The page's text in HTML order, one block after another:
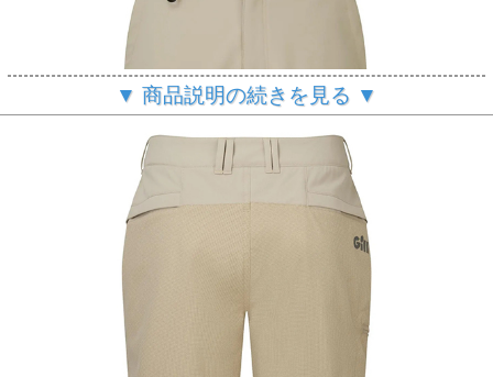
素材にはUPF50+対応の速乾ストレッチ素材が採用され、紫
外線から肌をしっかり保護するとともに、濡れてもすぐ乾い
▼ 商品説明の続きを見る ▼